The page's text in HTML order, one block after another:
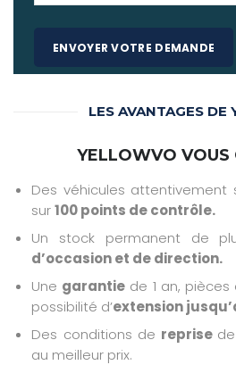
LES AVANTAGES DE
YELLOWVO VOUS
Des véhicules
sur100 points de contrôle.
Un stock permanent de
d’occasion et de direction.
Une garantie de 1 an,
possibilité d’extension
Des conditions de reprise
au meilleur prix.